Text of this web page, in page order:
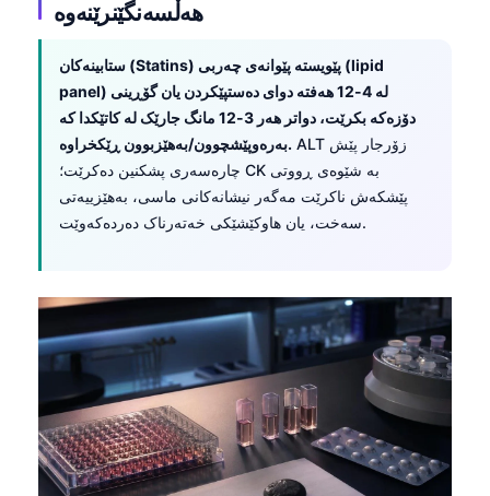
هەڵسەنگێنرێنەوە
ستابینەکان (Statins) پێویستە پێوانەی چەربی (lipid
panel) لە 4-12 هەفتە دوای دەستپێکردن یان گۆڕینی
دۆزەکە بکرێت، دواتر هەر 3-12 مانگ جارێک لە کاتێکدا کە
بەرەوپێشچوون/بەهێزبوون ڕێکخراوە. ALT زۆرجار پێش
چارەسەری پشکنین دەکرێت؛ CK بە شێوەی ڕووتی
پێشکەش ناکرێت مەگەر نیشانەکانی ماسی، بەهێزییەتی
سەخت، یان هاوکێشێکی خەتەرناک دەردەکەوێت.